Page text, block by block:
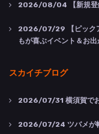
2026/08/04 【新規
2026/07/29 【ピッ
もが喜ぶイベント＆お出
スカイチブログ
2026/07/31 横須賀で
2026/07/24 ツバメが